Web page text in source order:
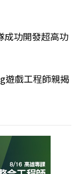
成功開發超高功
遊戲工程師親揭